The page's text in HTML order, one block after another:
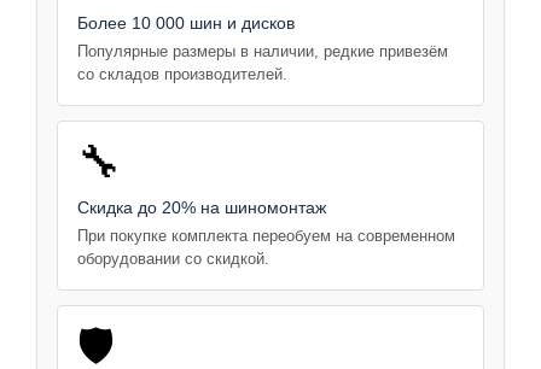
Более 10 000 шин и дисков
Популярные размеры в наличии, редкие привезём
со складов производителей.
🔧
Скидка до 20% на шиномонтаж
При покупке комплекта переобуем на современном
оборудовании со скидкой.
🛡️